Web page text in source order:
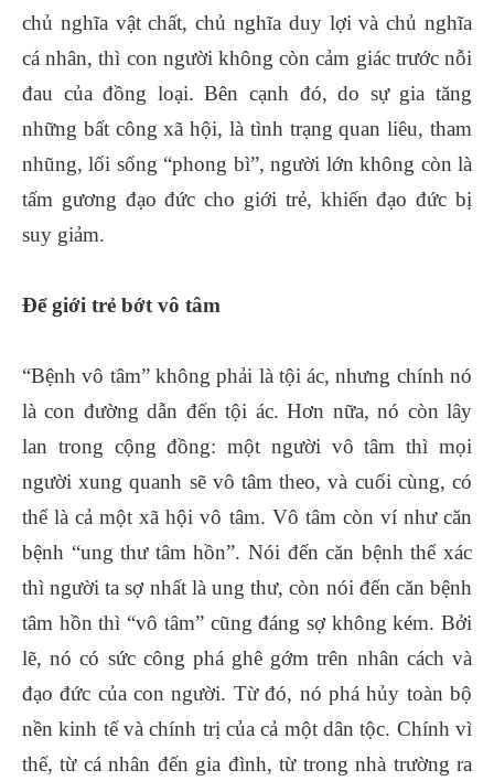
chủ nghĩa vật chất, chủ nghĩa duy lợi và chủ nghĩa
cá nhân, thì con người không còn cảm giác trước nỗi
đau của đồng loại. Bên cạnh đó, do sự gia tăng
những bất công xã hội, là tình trạng quan liêu, tham
nhũng, lối sống “phong bì”, người lớn không còn là
tấm gương đạo đức cho giới trẻ, khiến đạo đức bị
suy giảm.
Để giới trẻ bớt vô tâm
“Bệnh vô tâm” không phải là tội ác, nhưng chính nó
là con đường dẫn đến tội ác. Hơn nữa, nó còn lây
lan trong cộng đồng: một người vô tâm thì mọi
người xung quanh sẽ vô tâm theo, và cuối cùng, có
thể là cả một xã hội vô tâm. Vô tâm còn ví như căn
bệnh “ung thư tâm hồn”. Nói đến căn bệnh thể xác
thì người ta sợ nhất là ung thư, còn nói đến căn bệnh
tâm hồn thì “vô tâm” cũng đáng sợ không kém. Bởi
lẽ, nó có sức công phá ghê gớm trên nhân cách và
đạo đức của con người. Từ đó, nó phá hủy toàn bộ
nền kinh tế và chính trị của cả một dân tộc. Chính vì
thế, từ cá nhân đến gia đình, từ trong nhà trường ra